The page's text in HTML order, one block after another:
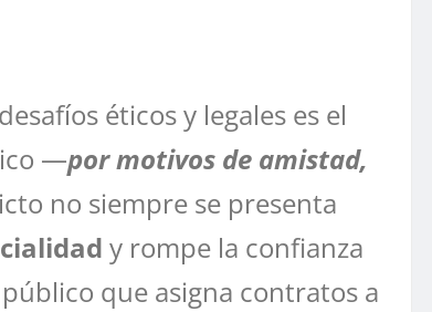
éticos y legales es el
—por motivos de amistad,
no siempre se presenta
y rompe la confianza
que asigna contratos a